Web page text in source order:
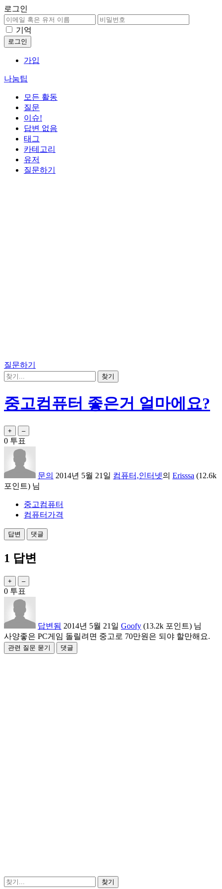
로그인
기억
가입
나눔팁
모든 활동
질문
이슈!
답변 없음
태그
카테고리
유저
질문하기
질문하기
중고컴퓨터 좋은거 얼마에요?
0 투표
문의 2014년 5월 21일 컴퓨터,인터넷의 Erisssa (12.6k
포인트) 님
중고컴퓨터
컴퓨터가격
1 답변
0 투표
답변됨 2014년 5월 21일 Goofy (13.2k 포인트) 님
사양좋은 PC게임 돌릴려면 중고로 70만원은 되야 할만해요.